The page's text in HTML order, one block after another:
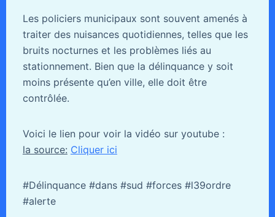
Les policiers municipaux sont souvent amenés à
traiter des nuisances quotidiennes, telles que les
bruits nocturnes et les problèmes liés au
stationnement. Bien que la délinquance y soit
moins présente qu’en ville, elle doit être
contrôlée.
Voici le lien pour voir la vidéo sur youtube :
la source: Cliquer ici
#Délinquance #dans #sud #forces #l39ordre
#alerte